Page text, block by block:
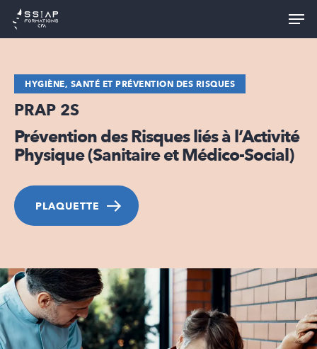
Skip
HYGIÈNE, SANTÉ ET PRÉVENTION DES RISQUES
PRAP 2S
Prévention des Risques liés à l’Activité
Physique (Sanitaire et Médico-Social)
PLAQUETTE